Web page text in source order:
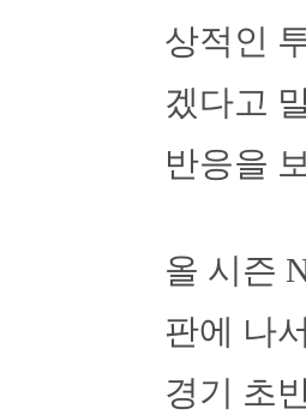
상적인
겠다고
반응을
올 시즌
판에 나
경기 초